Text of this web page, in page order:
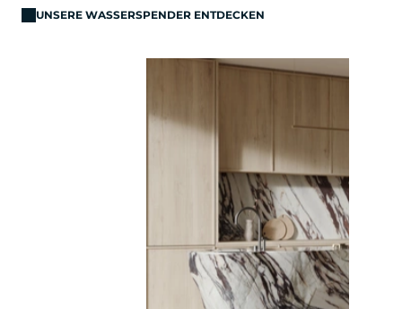
UNSERE WASSERSPENDER ENTDECKEN